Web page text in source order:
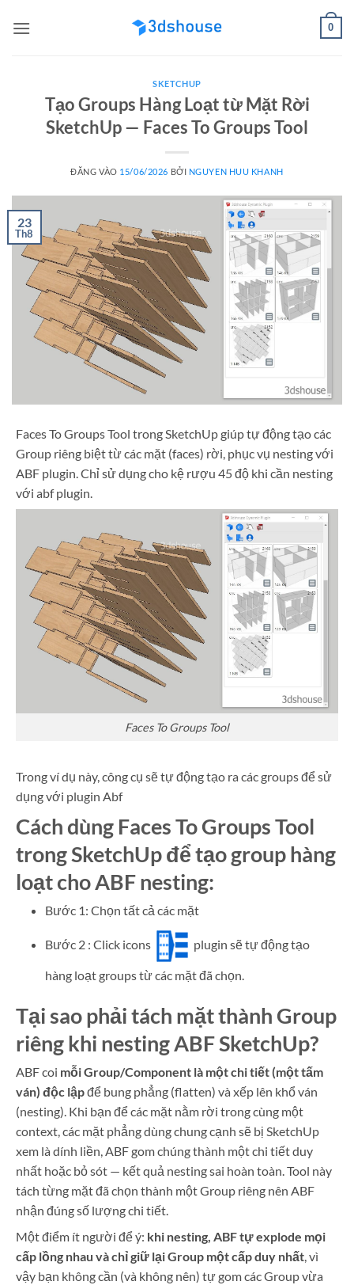
qua
0
SKETCHUP
Tạo Groups Hàng Loạt từ Mặt Rời
SketchUp — Faces To Groups Tool
ĐĂNG VÀO 15/06/2026 BỞI NGUYEN HUU KHANH
23
Th8
Faces To Groups Tool trong SketchUp giúp tự động tạo các
Group riêng biệt từ các mặt (faces) rời, phục vụ nesting với
ABF plugin. Chỉ sử dụng cho kệ rượu 45 độ khi cần nesting
với abf plugin.
Faces To Groups Tool
Trong ví dụ này, công cụ sẽ tự động tạo ra các groups để sử
dụng với plugin Abf
Cách dùng Faces To Groups Tool
trong SketchUp để tạo group hàng
loạt cho ABF nesting:
Bước 1: Chọn tất cả các mặt
Bước 2 : Click icons plugin sẽ tự động tạo
hàng loạt groups từ các mặt đã chọn.
Tại sao phải tách mặt thành Group
riêng khi nesting ABF SketchUp?
ABF coi mỗi Group/Component là một chi tiết (một tấm
ván) độc lậpđể bung phẳng (flatten) và xếp lên khổ ván
(nesting). Khi bạn để các mặt nằm rời trong cùng một
context, các mặt phẳng dùng chung cạnh sẽ bị SketchUp
xem là dính liền, ABF gom chúng thành một chi tiết duy
nhất hoặc bỏ sót — kết quả nesting sai hoàn toàn. Tool này
tách từng mặt đã chọn thành một Group riêng nên ABF
nhận đúng số lượng chi tiết.
Một điểm ít người để ý: khi nesting, ABF tự explode mọi
cấp lồng nhau và chỉ giữ lại Group một cấp duy nhất, vì
vậy bạn không cần (và không nên) tự gom các Group vừa